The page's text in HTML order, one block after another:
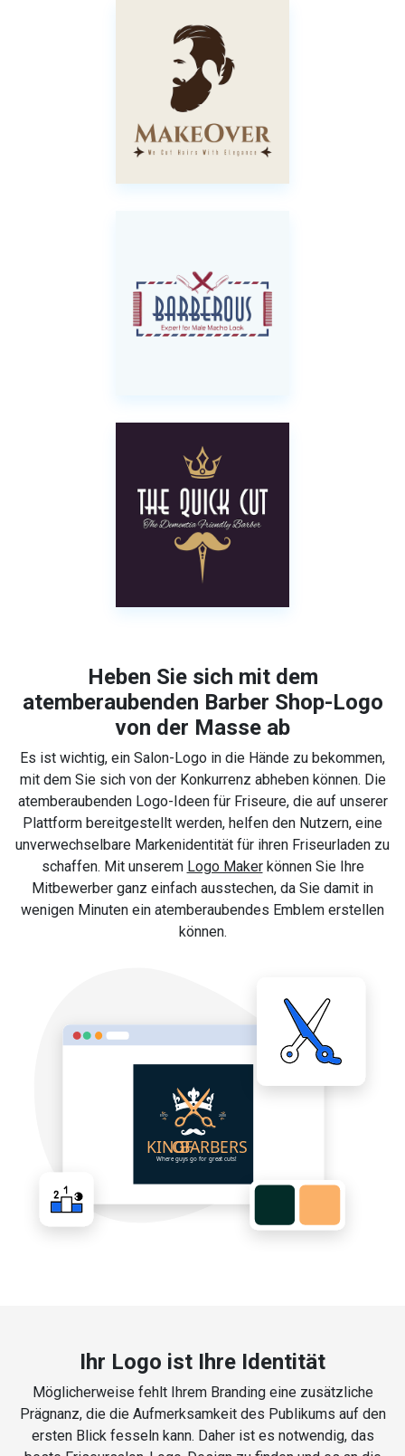
Heben Sie sich mit dem
atemberaubenden Barber Shop-Logo
von der Masse ab
Es ist wichtig, ein Salon-Logo in die Hände zu bekommen,
mit dem Sie sich von der Konkurrenz abheben können. Die
atemberaubenden Logo-Ideen für Friseure, die auf unserer
Plattform bereitgestellt werden, helfen den Nutzern, eine
unverwechselbare Markenidentität für ihren Friseurladen zu
schaffen. Mit unserem Logo Makerkönnen Sie Ihre
Mitbewerber ganz einfach ausstechen, da Sie damit in
wenigen Minuten ein atemberaubendes Emblem erstellen
können.
Ihr Logo ist Ihre Identität
Möglicherweise fehlt Ihrem Branding eine zusätzliche
Prägnanz, die die Aufmerksamkeit des Publikums auf den
ersten Blick fesseln kann. Daher ist es notwendig, das